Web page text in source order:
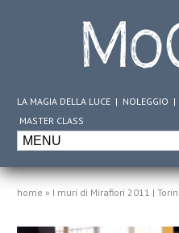
LA MAGIA DELLA LUCE | NOLEGGIO |
MASTER CLASS
home » I muri di Mirafiori 2011 |